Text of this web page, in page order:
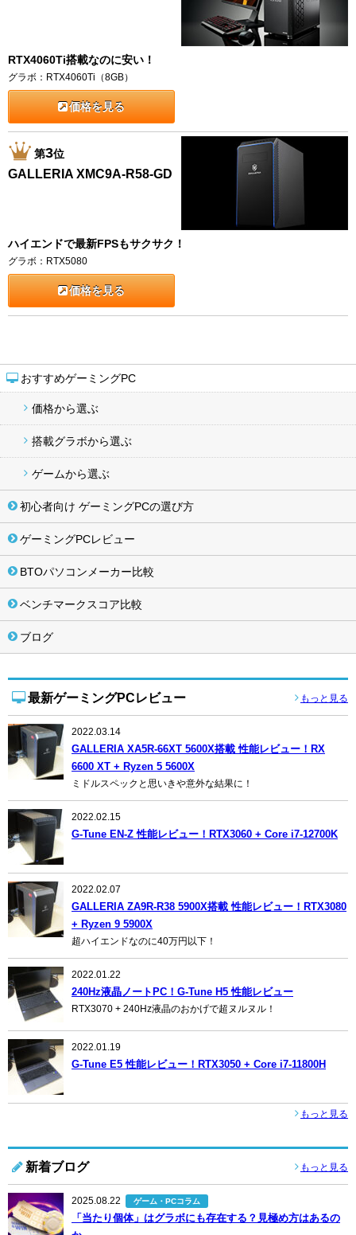
おすすめゲーミングPC
価格から選ぶ
搭載グラボから選ぶ
ゲームから選ぶ
初心者向け ゲーミングPCの選び方
ゲーミングPCレビュー
BTOパソコンメーカー比較
ベンチマークスコア比較
ブログ
最新ゲーミングPCレビュー もっと見る
2022.03.14
GALLERIA XA5R-66XT 5600X搭載 性能レビュー！RX
6600 XT + Ryzen 5 5600X
ミドルスペックと思いきや意外な結果に！
2022.02.15
G-Tune EN-Z 性能レビュー！RTX3060 + Core i7-12700K
2022.02.07
GALLERIA ZA9R-R38 5900X搭載 性能レビュー！RTX3080
+ Ryzen 9 5900X
超ハイエンドなのに40万円以下！
2022.01.22
240Hz液晶ノートPC！G-Tune H5 性能レビュー
RTX3070 + 240Hz液晶のおかげで超ヌルヌル！
2022.01.19
G-Tune E5 性能レビュー！RTX3050 + Core i7-11800H
もっと見る
新着ブログ もっと見る
2025.08.22 ゲーム・PCコラム
「当たり個体」はグラボにも存在する？見極め方はあるの
RTX4060Ti搭載なのに安い！
グラボ：RTX4060Ti（8GB）
価格を見る
第3位
GALLERIA XMC9A-R58-GD
ハイエンドで最新FPSもサクサク！
グラボ：RTX5080
価格を見る